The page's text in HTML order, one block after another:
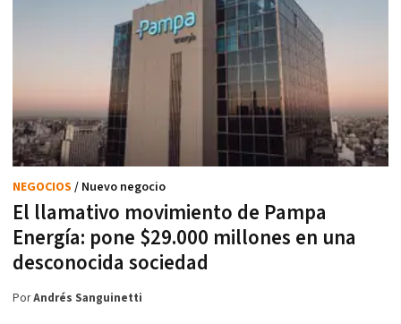
El llamativo movimiento de Pampa
Energía: pone $29.000 millones en una
desconocida sociedad
NEGOCIOS / Nuevo negocio
PorAndrés Sanguinetti